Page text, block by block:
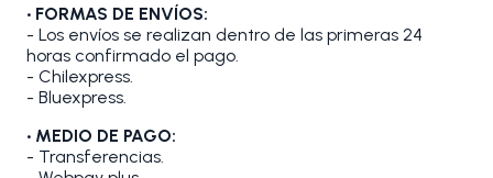
• FORMAS DE ENVÍOS:
- Los envíos se realizan dentro de las primeras 24
horas confirmado el pago.
- Chilexpress.
- Bluexpress.
• MEDIO DE PAGO:
- Transferencias.